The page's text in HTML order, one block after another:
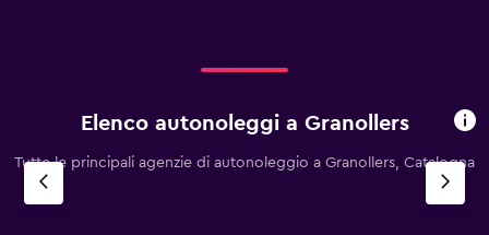
Elenco autonoleggi a Granollers
Tutte le principali agenzie di autonoleggio a Granollers, Catalogna